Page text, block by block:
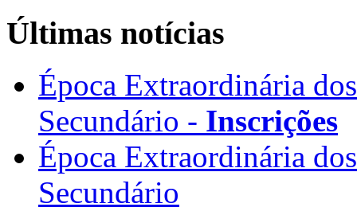
Últimas notícias
Época Extraordinária
Secundário - Inscrições
Época Extraordinária
Secundário